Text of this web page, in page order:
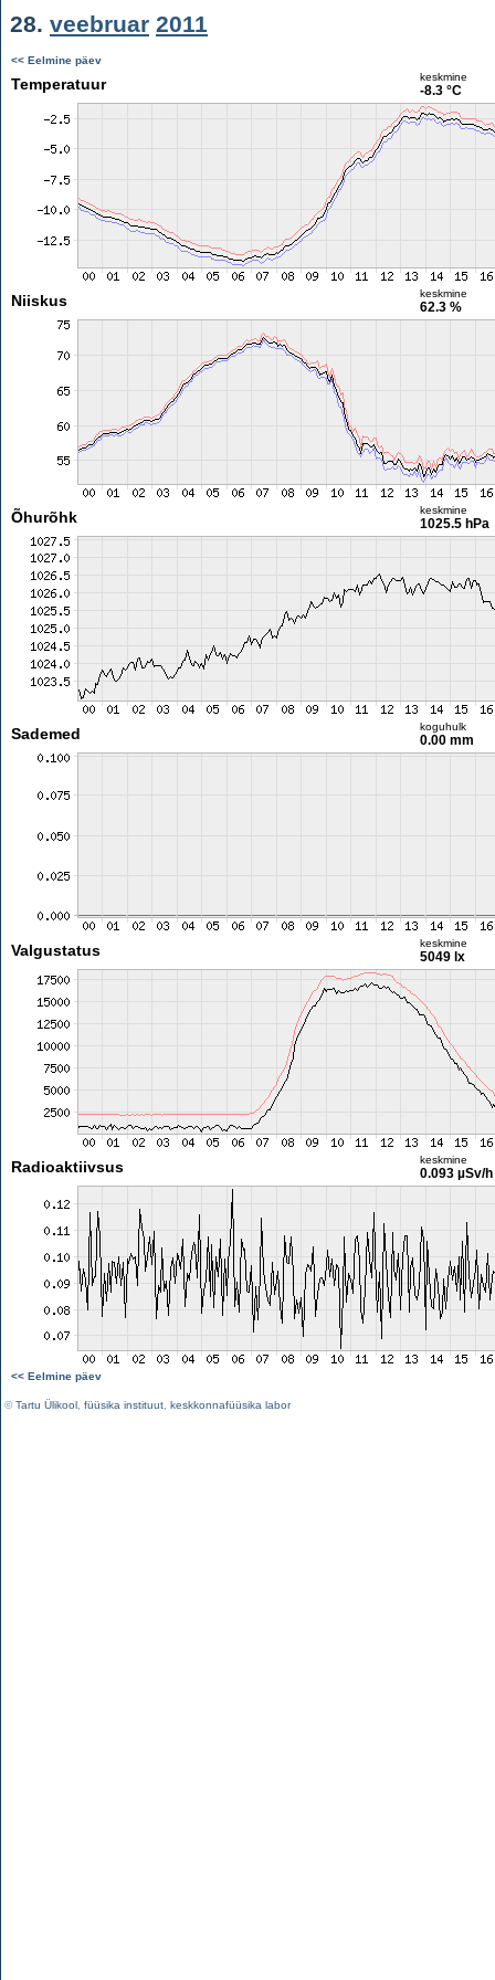
28. veebruar 2011
<< Eelmine päev
Temperatuur keskmine
-8.3 °C
Niiskus keskmine
62.3 %
Õhurõhk keskmine
1025.5 hPa
Sademed koguhulk
0.00 mm
Valgustatus keskmine
5049 lx
Radioaktiivsus keskmine
0.093 µSv/h
<< Eelmine päev
©Tartu Ülikool füüsika instituut keskkonnafüüsika labor